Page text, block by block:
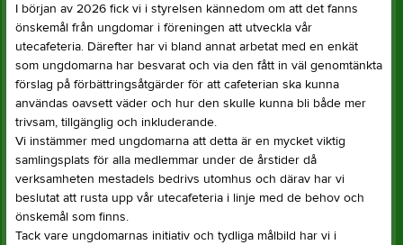
I början av 2026 fick vi i styrelsen kännedom om att det fanns
önskemål från ungdomar i föreningen att utveckla vår
utecafeteria. Därefter har vi bland annat arbetat med en enkät
som ungdomarna har besvarat och via den fått in väl genomtänkta
förslag på förbättringsåtgärder för att cafeterian ska kunna
användas oavsett väder och hur den skulle kunna bli både mer
trivsam, tillgänglig och inkluderande.
Vi instämmer med ungdomarna att detta är en mycket viktig
samlingsplats för alla medlemmar under de årstider då
verksamheten mestadels bedrivs utomhus och därav har vi
beslutat att rusta upp vår utecafeteria i linje med de behov och
önskemål som finns.
Tack vare ungdomarnas initiativ och tydliga målbild har vi i